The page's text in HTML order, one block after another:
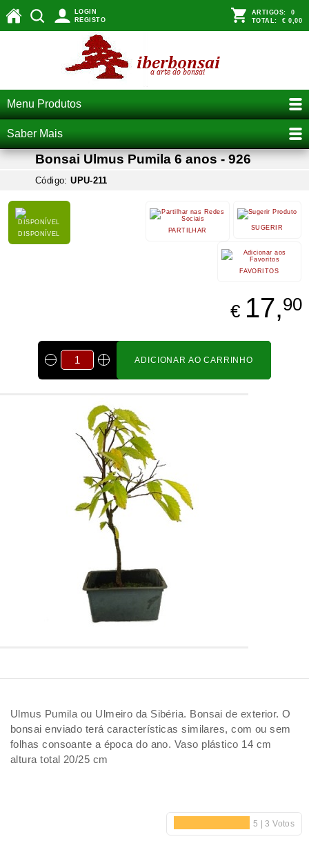
LOGIN
REGISTO
ARTIGOS: 0
TOTAL: € 0,00
Menu Produtos
Saber Mais
Bonsai Ulmus Pumila 6 anos - 926
Código:UPU-211
DISPONÍVEL
SUGERIR
PARTILHAR
FAVORITOS
€ 17,90
ADICIONAR AO CARRINHO
Ulmus Pumila ou Ulmeiro da Sibéria. Bonsai de exterior. O
bonsai enviado terá características similares, com ou sem
folhas consoante a época do ano. Vaso plástico 14 cm
altura total 20/25 cm